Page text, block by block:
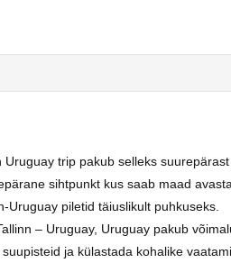
trip pakub selleks suurepärast
sihtpunkt kus saab maad
Uruguay piletid täiuslikult puhkuseks.
– Uruguay, Uruguay pakub
ja külastada kohalike